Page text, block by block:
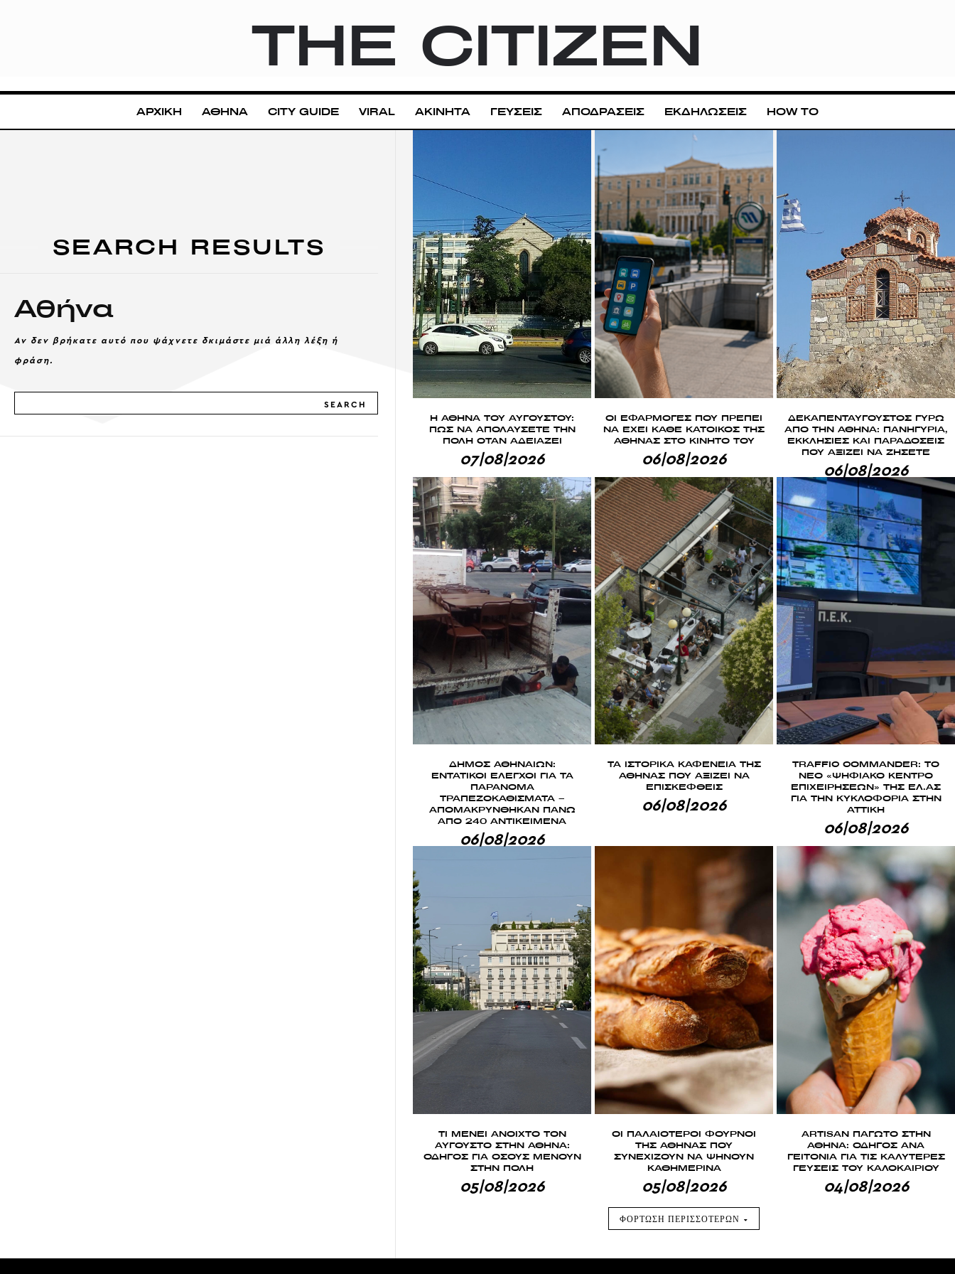
THE CITIZEN
ΑΡΧΙΚΗ ΑΘΗΝΑ CITY GUIDE VIRAL ΑΚΙΝΗΤΑ ΓΕΥΣΕΙΣ ΑΠΟΔΡΑΣΕΙΣ ΕΚΔΗΛΩΣΕΙΣ HOW TO
SEARCH RESULTS
Αθήνα
Αν δεν βρήκατε αυτό που ψάχνετε δκιμάστε μιά άλλη λέξη ή
φράση.
SEARCH
Η ΑΘΗΝΑ ΤΟΥ ΑΥΓΟΥΣΤΟΥ:
ΠΩΣ ΝΑ ΑΠΟΛΑΥΣΕΤΕ ΤΗΝ
ΠΟΛΗ ΟΤΑΝ ΑΔΕΙΑΖΕΙ
07|08|2026
ΟΙ ΕΦΑΡΜΟΓΕΣ ΠΟΥ ΠΡΕΠΕΙ
ΝΑ ΕΧΕΙ ΚΑΘΕ ΚΑΤΟΙΚΟΣ ΤΗΣ
ΑΘΗΝΑΣ ΣΤΟ ΚΙΝΗΤΟ ΤΟΥ
06|08|2026
ΔΕΚΑΠΕΝΤΑΥΓΟΥΣΤΟΣ ΓΥΡΩ
ΑΠΟ ΤΗΝ ΑΘΗΝΑ: ΠΑΝΗΓΥΡΙΑ,
ΕΚΚΛΗΣΙΕΣ ΚΑΙ ΠΑΡΑΔΟΣΕΙΣ
ΠΟΥ ΑΞΙΖΕΙ ΝΑ ΖΗΣΕΤΕ
06|08|2026
ΔΗΜΟΣ ΑΘΗΝΑΙΩΝ:
ΕΝΤΑΤΙΚΟΙ ΕΛΕΓΧΟΙ ΓΙΑ ΤΑ
ΠΑΡΑΝΟΜΑ
ΤΡΑΠΕΖΟΚΑΘΙΣΜΑΤΑ –
ΑΠΟΜΑΚΡΥΝΘΗΚΑΝ ΠΑΝΩ
ΑΠΟ 240 ΑΝΤΙΚΕΙΜΕΝΑ
06|08|2026
ΤΑ ΙΣΤΟΡΙΚΑ ΚΑΦΕΝΕΙΑ ΤΗΣ
ΑΘΗΝΑΣ ΠΟΥ ΑΞΙΖΕΙ ΝΑ
ΕΠΙΣΚΕΦΘΕΙΣ
06|08|2026
TRAFFIC COMMANDER: ΤΟ
ΝΕΟ «ΨΗΦΙΑΚΟ ΚΕΝΤΡΟ
ΕΠΙΧΕΙΡΗΣΕΩΝ» ΤΗΣ ΕΛ.ΑΣ
ΓΙΑ ΤΗΝ ΚΥΚΛΟΦΟΡΙΑ ΣΤΗΝ
ΑΤΤΙΚΗ
06|08|2026
ΤΙ ΜΕΝΕΙ ΑΝΟΙΧΤΟ ΤΟΝ
ΑΥΓΟΥΣΤΟ ΣΤΗΝ ΑΘΗΝΑ:
ΟΔΗΓΟΣ ΓΙΑ ΟΣΟΥΣ ΜΕΝΟΥΝ
ΣΤΗΝ ΠΟΛΗ
05|08|2026
ΟΙ ΠΑΛΑΙΟΤΕΡΟΙ ΦΟΥΡΝΟΙ
ΤΗΣ ΑΘΗΝΑΣ ΠΟΥ
ΣΥΝΕΧΙΖΟΥΝ ΝΑ ΨΗΝΟΥΝ
ΚΑΘΗΜΕΡΙΝΑ
05|08|2026
ARTISAN ΠΑΓΩΤΟ ΣΤΗΝ
ΑΘΗΝΑ: ΟΔΗΓΟΣ ΑΝΑ
ΓΕΙΤΟΝΙΑ ΓΙΑ ΤΙΣ ΚΑΛΥΤΕΡΕΣ
ΓΕΥΣΕΙΣ ΤΟΥ ΚΑΛΟΚΑΙΡΙΟΥ
04|08|2026
ΦΟΡΤΩΣΗ ΠΕΡΙΣΣΟΤΕΡΩΝ